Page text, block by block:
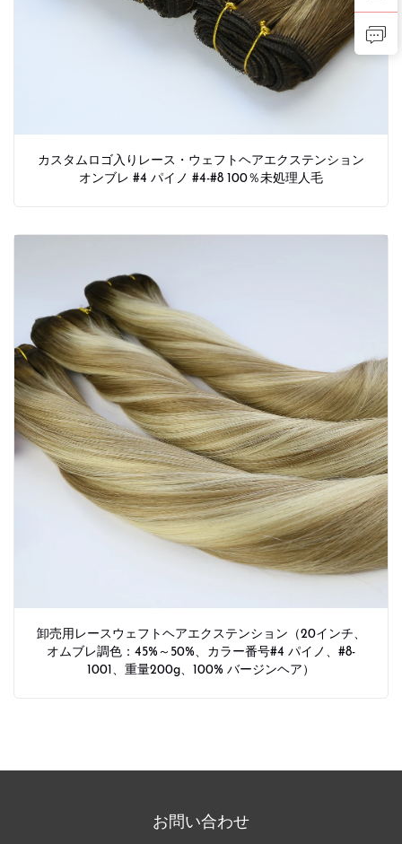
カスタムロゴ入りレース・ウェフトヘアエクステンション
オンブレ #4 パイノ #4-#8 100％未処理人毛
卸売用レースウェフトヘアエクステンション（20インチ、
オムブレ調色：45%～50%、カラー番号#4 パイノ、#8-
1001、重量200g、100% バージンヘア）
お問い合わせ